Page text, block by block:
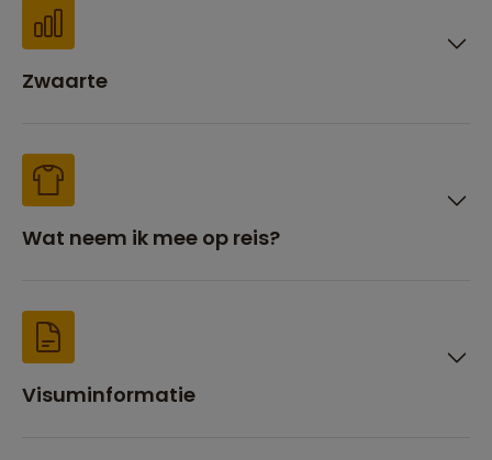
Zwaarte
Wat neem ik mee op reis?
Visuminformatie